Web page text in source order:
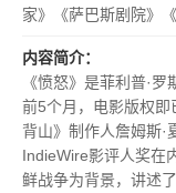
家》《萨巴斯剧院》
内容简介：
《愤怒》是菲利普·
前5个月，电影版权
背山》制作人詹姆斯·
IndieWire影评人奖在
鲜战争为背景，讲述